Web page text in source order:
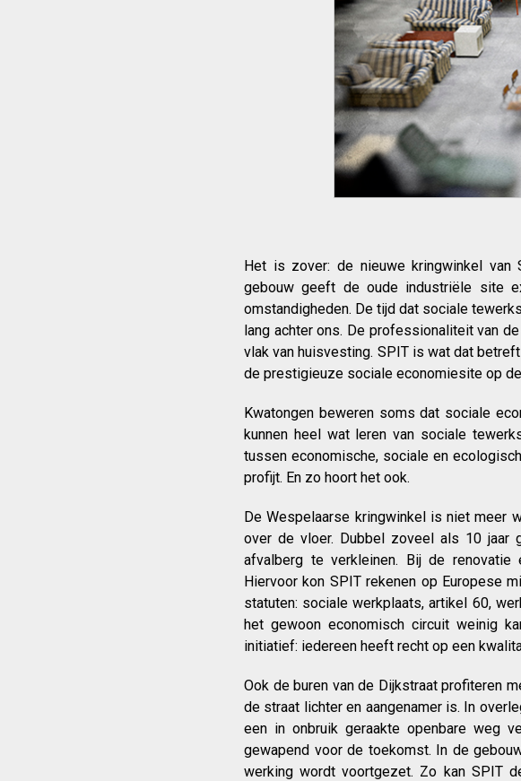
Het is zover: de nieuwe kringwinkel van
gebouw geeft de oude industriële site
omstandigheden. De tijd dat sociale
lang achter ons. De professionaliteit van
vlak van huisvesting. SPIT is wat dat
de prestigieuze sociale economiesite op
Kwatongen beweren soms dat sociale
kunnen heel wat leren van sociale
tussen economische, sociale en
profijt. En zo hoort het ook.
De Wespelaarse kringwinkel is niet meer
over de vloer. Dubbel zoveel als 10 jaar
afvalberg te verkleinen. Bij de renovatie
Hiervoor kon SPIT rekenen op Europese
statuten: sociale werkplaats, artikel 60,
het gewoon economisch circuit weinig
initiatief: iedereen heeft recht op een
Ook de buren van de Dijkstraat profiteren
de straat lichter en aangenamer is. In
een in onbruik geraakte openbare weg
gewapend voor de toekomst. In de
werking wordt voortgezet. Zo kan SPIT